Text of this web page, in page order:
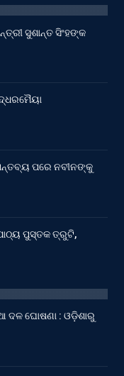
ସୁଶାନ୍ତ ସିଂହଙ୍କ
ପରେ ନବୀନଙ୍କୁ
ପୁସ୍ତକ ତ୍ରୁଟି,
ଦଳ ଘୋଷଣା : ଓଡ଼ିଶାରୁ